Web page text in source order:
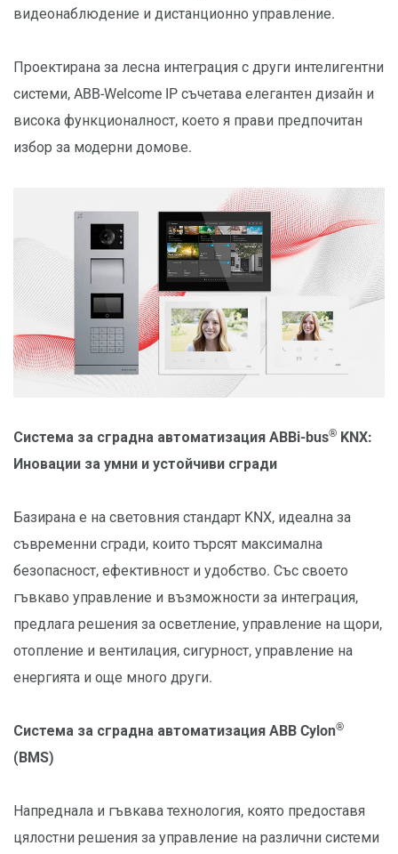
видеонаблюдение и дистанционно управление.
Проектирана за лесна интеграция с други интелигентни
системи, ABB-Welcome IP съчетава елегантен дизайн и
висока функционалност, което я прави предпочитан
избор за модерни домове.
Система за сградна автоматизация ABBi-bus® KNX:
Иновации за умни и устойчиви сгради
Базирана е на световния стандарт KNX, идеална за
съвременни сгради, които търсят максимална
безопасност, ефективност и удобство. Със своето
гъвкаво управление и възможности за интеграция,
предлага решения за осветление, управление на щори,
отопление и вентилация, сигурност, управление на
енергията и още много други.
Система за сградна автоматизация ABB Cylon®
(BMS)
Напреднала и гъвкава технология, която предоставя
цялостни решения за управление на различни системи